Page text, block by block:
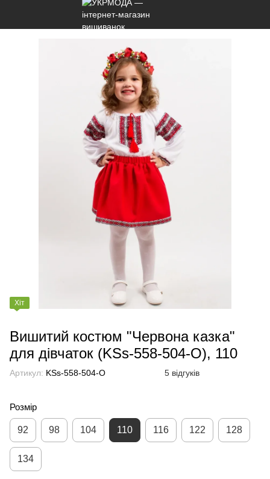
Хіт
Вишитий костюм "Червона казка"
для дівчаток (KSs-558-504-O), 110
Артикул: KSs-558-504-O 5 відгуків
Розмір
92 98 104 110 116 122 128
134